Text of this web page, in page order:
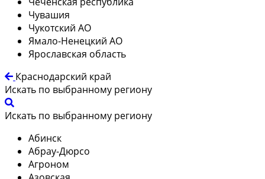
Чувашия
Чукотский АО
Ямало-Ненецкий АО
Ярославская область
Краснодарский край
Искать по выбранному региону
Искать по выбранному региону
Абинск
Абрау-Дюрсо
Агроном